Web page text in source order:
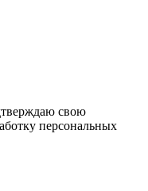
свою
персональных